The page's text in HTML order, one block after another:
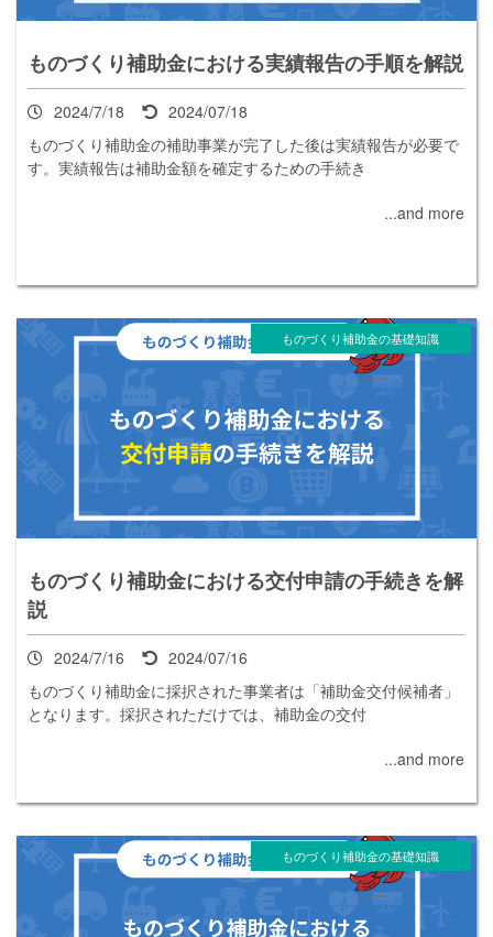
ものづくり補助金における実績報告の手順を解説
2024/7/18
2024/07/18
ものづくり補助金の補助事業が完了した後は実績報告が必要で
す。実績報告は補助金額を確定するための手続き
...and more
ものづくり補助金の基礎知識
ものづくり補助金における交付申請の手続きを解
説
2024/7/16
2024/07/16
ものづくり補助金に採択された事業者は「補助金交付候補者」
となります。採択されただけでは、補助金の交付
...and more
ものづくり補助金の基礎知識